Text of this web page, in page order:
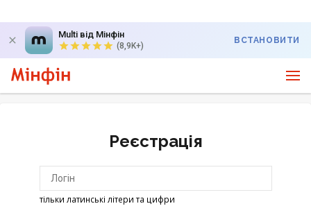
Multi від Мінфін
(8,9K+)
ВСТАНОВИТИ
Реєстрація
тільки латинські літери та цифри